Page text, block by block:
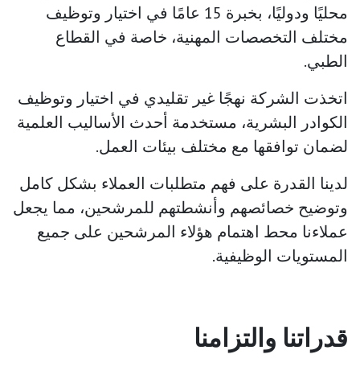
محليًا ودوليًا، بخبرة 15 عامًا في اختيار وتوظيف
مختلف التخصصات المهنية، خاصة في القطاع
الطبي.
اتخذت الشركة نهجًا غير تقليدي في اختيار وتوظيف
الكوادر البشرية، مستخدمة أحدث الأساليب العلمية
لضمان توافقها مع مختلف بيئات العمل.
لدينا القدرة على فهم متطلبات العملاء بشكل كامل
وتوضيح خصائصهم وأنشطتهم للمرشحين، مما يجعل
عملاءنا محط اهتمام هؤلاء المرشحين على جميع
المستويات الوظيفية.
قدراتنا والتزامنا